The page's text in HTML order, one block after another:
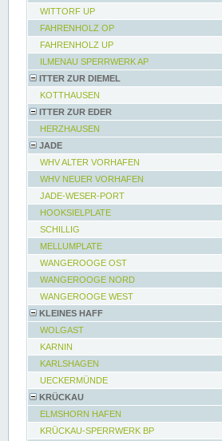
WITTORF UP
FAHRENHOLZ OP
FAHRENHOLZ UP
ILMENAU SPERRWERK AP
ITTER ZUR DIEMEL
KOTTHAUSEN
ITTER ZUR EDER
HERZHAUSEN
JADE
WHV ALTER VORHAFEN
WHV NEUER VORHAFEN
JADE-WESER-PORT
HOOKSIELPLATE
SCHILLIG
MELLUMPLATE
WANGEROOGE OST
WANGEROOGE NORD
WANGEROOGE WEST
KLEINES HAFF
WOLGAST
KARNIN
KARLSHAGEN
UECKERMÜNDE
KRÜCKAU
ELMSHORN HAFEN
KRÜCKAU-SPERRWERK BP